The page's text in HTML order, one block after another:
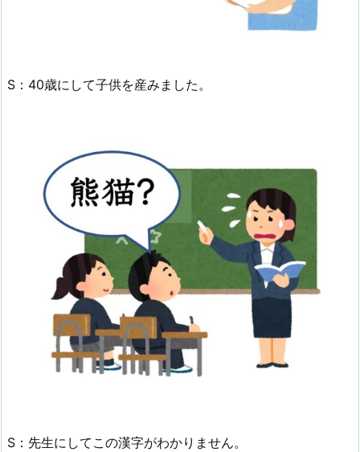
S：40歳にして子供を産みました。
S：先生にしてこの漢字がわかりません。